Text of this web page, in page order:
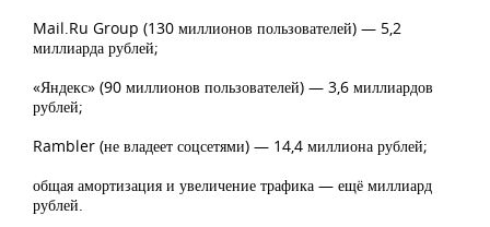
Mail.Ru Group (130 миллионов пользователей) — 5,2
миллиарда рублей;
«Яндекс» (90 миллионов пользователей) — 3,6 миллиардов
рублей;
Rambler (не владеет соцсетями) — 14,4 миллиона рублей;
общая амортизация и увеличение трафика — ещё миллиард
рублей.